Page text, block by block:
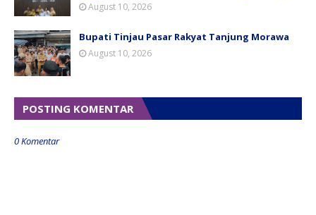
August 10, 2026
Bupati Tinjau Pasar Rakyat Tanjung Morawa
August 10, 2026
POSTING KOMENTAR
0 Komentar